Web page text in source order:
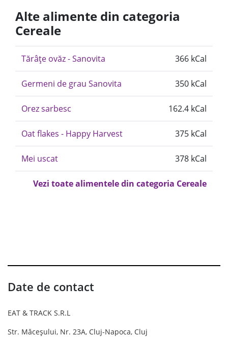
Alte alimente din categoria
Cereale
Tărâțe ovăz - Sanovita 366 kCal
Germeni de grau Sanovita 350 kCal
Orez sarbesc 162.4 kCal
Oat flakes - Happy Harvest 375 kCal
Mei uscat 378 kCal
Vezi toate alimentele din categoria Cereale
Date de contact
EAT & TRACK S.R.L
Str. Măceșului, Nr. 23A, Cluj-Napoca, Cluj